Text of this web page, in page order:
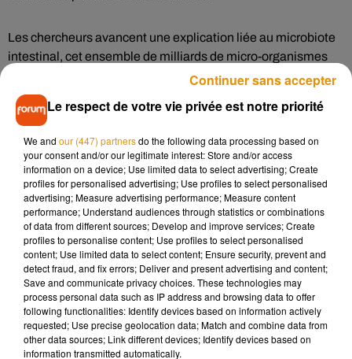
Les chercheurs avancent une explication liée au microbiote
intestinal, cet ensemble de milliards de micro-organismes
présents dans notre système digestif. Les agrumes
favoriseraient le développement d’une bactérie appelée
Faecalibacterium prausnitzii, déjà connue pour ses effets
bactérie pourrait influencer la production ou la régulation de
neurotransmetteurs essentiels au bien-être psychologique,
notamment la sérotonine et la dopamine, souvent associées
à l’humeur et à la motivation.
Cette découverte renforce l’idée que l’alimentation joue un
rôle important dans l’équilibre mental. Depuis plusieurs
années, les scientifiques observent que certains régimes
riches en fruits, légumes et aliments peu transformés sont
associés à une meilleure santé psychologique. Les agrumes
pourraient ainsi constituer un élément supplémentaire de
Le respect de votre vie privée est notre priorité
We and our (447) partnersdo the following data processing based on
your consent and/or our legitimate interest: Store and/or access
information on a device; Use limited data to select advertising; Create
profiles for personalised advertising; Use profiles to select personalised
advertising; Measure advertising performance; Measure content
performance; Understand audiences through statistics or combinations
of data from different sources; Develop and improve services; Create
profiles to personalise content; Use profiles to select personalised
content; Use limited data to select content; Ensure security, prevent and
detect fraud, and fix errors; Deliver and present advertising and content;
Save and communicate privacy choices. These technologies may
process personal data such as IP address and browsing data to offer
following functionalities: Identify devices based on information actively
requested; Use precise geolocation data; Match and combine data from
other data sources; Link different devices; Identify devices based on
information transmitted automatically.
Continuer sans accepter